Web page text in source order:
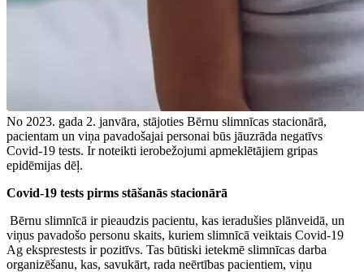
No 2023. gada 2. janvāra, stājoties Bērnu slimnīcas stacionārā,
pacientam un viņa pavadošajai personai būs jāuzrāda negatīvs
Covid-19 tests. Ir noteikti ierobežojumi apmeklētājiem gripas
epidēmijas dēļ.
Covid-19 tests pirms stāšanās stacionārā
Bērnu slimnīcā ir pieaudzis pacientu, kas ieradušies plānveidā, un
viņus pavadošo personu skaits, kuriem slimnīcā veiktais Covid-19
Ag eksprestests ir pozitīvs. Tas būtiski ietekmē slimnīcas darba
organizēšanu, kas, savukārt, rada neērtības pacientiem, viņu